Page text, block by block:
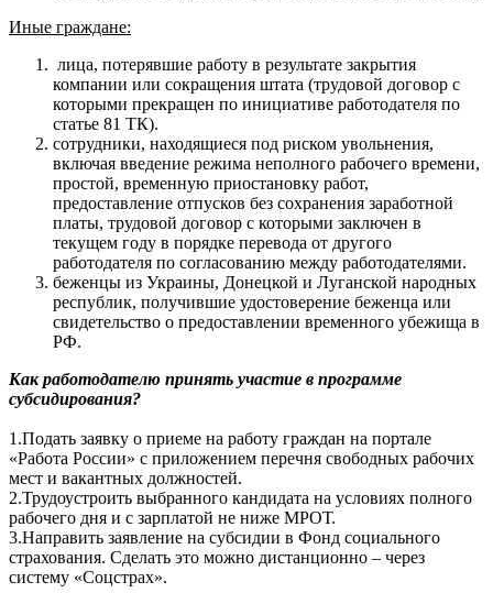
Иные граждане:
лица, потерявшие работу в результате закрытия
компании или сокращения штата (трудовой договор с
которыми прекращен по инициативе работодателя по
статье 81 ТК).
сотрудники, находящиеся под риском увольнения,
включая введение режима неполного рабочего времени,
простой, временную приостановку работ,
предоставление отпусков без сохранения заработной
платы, трудовой договор с которыми заключен в
текущем году в порядке перевода от другого
работодателя по согласованию между работодателями.
беженцы из Украины, Донецкой и Луганской народных
республик, получившие удостоверение беженца или
свидетельство о предоставлении временного убежища в
РФ.
Как работодателю принять участие в программе
субсидирования?
1.Подать заявку о приеме на работу граждан на портале
«Работа России» с приложением перечня свободных рабочих
мест и вакантных должностей.
2.Трудоустроить выбранного кандидата на условиях полного
рабочего дня и с зарплатой не ниже МРОТ.
3.Направить заявление на субсидии в Фонд социального
страхования. Сделать это можно дистанционно – через
систему «Соцстрах».